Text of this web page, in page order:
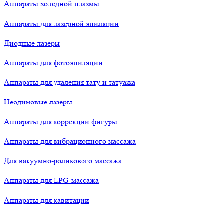
Аппараты холодной плазмы
Аппараты для лазерной эпиляции
Диодные лазеры
Аппараты для фотоэпиляции
Аппараты для удаления тату и татуажа
Неодимовые лазеры
Аппараты для коррекции фигуры
Аппараты для вибрационного массажа
Для вакуумно-роликового массажа
Аппараты для LPG-массажа
Аппараты для кавитации